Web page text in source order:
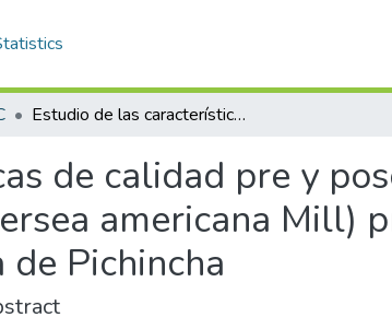
Estudio de las características de calidad pre y poscosecha en dos variedades de aguacate (Persea americana Mill) provenientes de dos localidades de la provincia de Pichincha
de calidad pre y
americana Mill)
Pichincha